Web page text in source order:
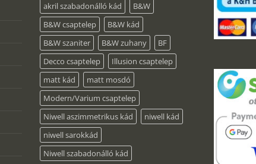
akril szabadonálló kád
B&W
B&W csaptelep
B&W kád
B&W szaniter
B&W zuhany
BF
Decco csaptelep
Illusion csaptelep
matt kád
matt mosdó
Modern/Varium csaptelep
Niwell aszimmetrikus kád
niwell kád
niwell sarokkád
Niwell szabadonálló kád